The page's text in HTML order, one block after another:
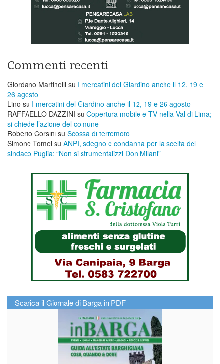
Commenti recenti
Giordano Martinelli su I mercatini del Giardino anche il 12, 19 e
26 agosto
Lino su I mercatini del Giardino anche il 12, 19 e 26 agosto
RAFFAELLO DAZZINI su ​Copertura mobile e TV nella Val di Lima;
si chiede l’azione del comune
Roberto Corsini su Scossa di terremoto
Simone Tomei su ANPI, sdegno e condanna per la scelta del
sindaco Puglia: “Non si strumentalizzi Don Milani”
Scarica il Giornale di Barga in PDF